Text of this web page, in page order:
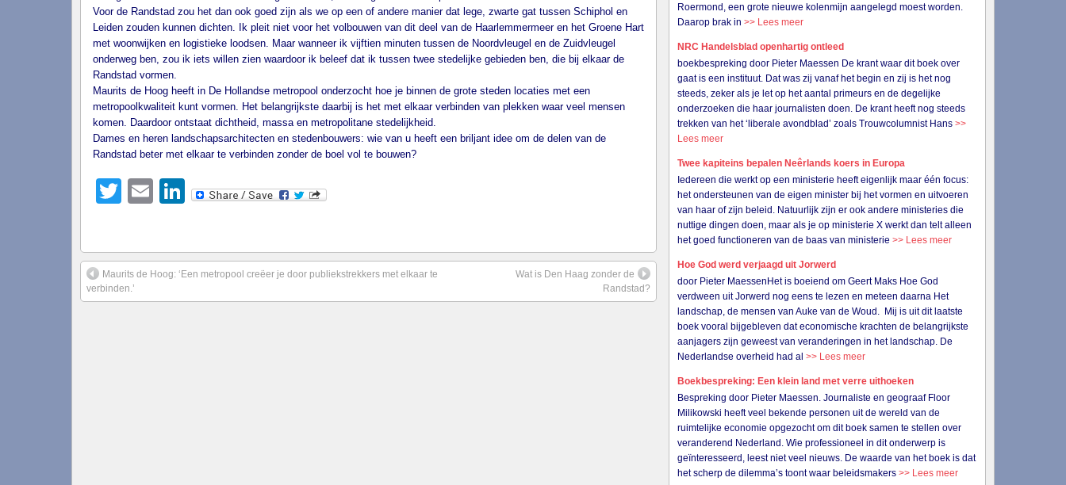
Voor de Randstad zou het dan ook goed zijn als we op een of andere manier dat lege, zwarte gat tussen Schiphol en
Leiden zouden kunnen dichten. Ik pleit niet voor het volbouwen van dit deel van de Haarlemmermeer en het Groene Hart
met woonwijken en logistieke loodsen. Maar wanneer ik vijftien minuten tussen de Noordvleugel en de Zuidvleugel
onderweg ben, zou ik iets willen zien waardoor ik beleef dat ik tussen twee stedelijke gebieden ben, die bij elkaar de
Randstad vormen.
Maurits de Hoog heeft in De Hollandse metropool onderzocht hoe je binnen de grote steden locaties met een
metropoolkwaliteit kunt vormen. Het belangrijkste daarbij is het met elkaar verbinden van plekken waar veel mensen
komen. Daardoor ontstaat dichtheid, massa en metropolitane stedelijkheid.
Dames en heren landschapsarchitecten en stedenbouwers: wie van u heeft een briljant idee om de delen van de
Randstad beter met elkaar te verbinden zonder de boel vol te bouwen?
Twitter
EmailLinkedIn
Maurits de Hoog: ‘Een metropool creëer je door publiekstrekkers met elkaar te
verbinden.’
Wat is Den Haag zonder de
Randstad?
Roermond, een grote nieuwe kolenmijn aangelegd moest worden.
Daarop brak in>> Lees meer
NRC Handelsblad openhartig ontleed
boekbespreking door Pieter Maessen De krant waar dit boek over
gaat is een instituut. Dat was zij vanaf het begin en zij is het nog
steeds, zeker als je let op het aantal primeurs en de degelijke
onderzoeken die haar journalisten doen. De krant heeft nog steeds
trekken van het ‘liberale avondblad’ zoals Trouwcolumnist Hans>>
Lees meer
Twee kapiteins bepalen Neêrlands koers in Europa
Iedereen die werkt op een ministerie heeft eigenlijk maar één focus:
het ondersteunen van de eigen minister bij het vormen en uitvoeren
van haar of zijn beleid. Natuurlijk zijn er ook andere ministeries die
nuttige dingen doen, maar als je op ministerie X werkt dan telt alleen
het goed functioneren van de baas van ministerie>> Lees meer
Hoe God werd verjaagd uit Jorwerd
door Pieter MaessenHet is boeiend om Geert Maks Hoe God
verdween uit Jorwerd nog eens te lezen en meteen daarna Het
landschap, de mensen van Auke van de Woud. Mij is uit dit laatste
boek vooral bijgebleven dat economische krachten de belangrijkste
aanjagers zijn geweest van veranderingen in het landschap. De
Nederlandse overheid had al>> Lees meer
Boekbespreking: Een klein land met verre uithoeken
Bespreking door Pieter Maessen. Journaliste en geograaf Floor
Milikowski heeft veel bekende personen uit de wereld van de
ruimtelijke economie opgezocht om dit boek samen te stellen over
veranderend Nederland. Wie professioneel in dit onderwerp is
geïnteresseerd, leest niet veel nieuws. De waarde van het boek is dat
het scherp de dilemma’s toont waar beleidsmakers>> Lees meer